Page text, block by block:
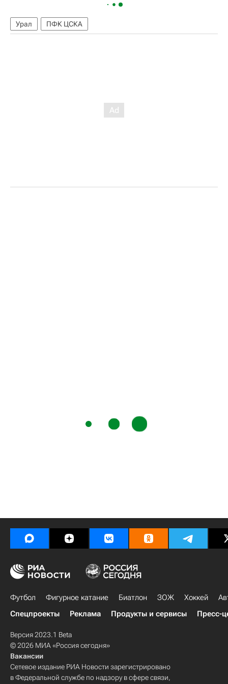
Урал ПФК ЦСКА
Футбол Фигурное катание Биатлон ЗОЖ Хоккей
Спецпроекты
Реклама Продукты и сервисы Пресс-
Версия 2023.1 Beta
© 2026 МИА «Россия сегодня»
Вакансии
Сетевое издание РИА Новости зарегистрировано
в Федеральной службе по надзору в сфере связи,